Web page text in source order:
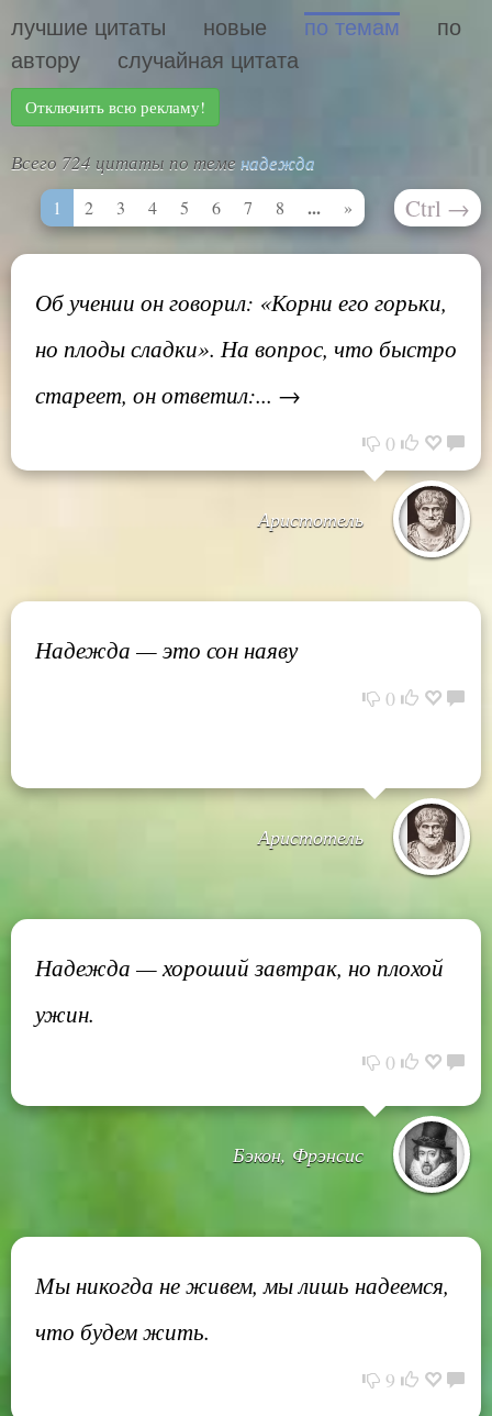
лучшие цитаты новые по темам
по
автору
случайная цитата
Отключить всю рекламу!
Всего 724 цитаты по теме надежда
1 2 3 4 5 6 7 8 ... » Ctrl →
Об учении он говорил: «Корни его горьки,
но плоды сладки». На вопрос, что быстро
стареет, он ответил:... →
0
Аристотель
Надежда — это сон наяву
0
Аристотель
Надежда — хороший завтрак, но плохой
ужин.
0
Бэкон, Фрэнсис
Мы никогда не живем, мы лишь надеемся,
что будем жить.
9